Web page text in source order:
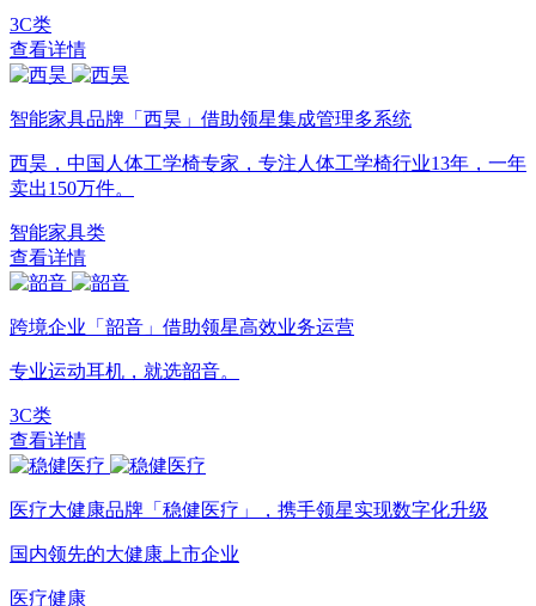
3C类
查看详情
智能家具品牌「西昊」借助领星集成管理多系统
西昊，中国人体工学椅专家，专注人体工学椅行业13年，一年
卖出150万件。
智能家具类
查看详情
跨境企业「韶音」借助领星高效业务运营
专业运动耳机，就选韶音。
3C类
查看详情
医疗大健康品牌「稳健医疗」，携手领星实现数字化升级
国内领先的大健康上市企业
医疗健康